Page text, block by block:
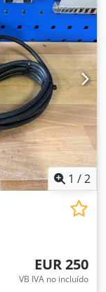
1 /2
EUR 250
VB IVA no incluído